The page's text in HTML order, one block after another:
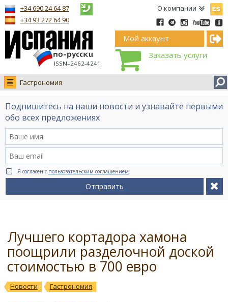
О компании
ISSN–2462-4241
+34 690 24 64 87
+34 93 272 64 90
Мой аккаунт
Заказать услуги
Гастрономия
Новости
Интервью
Видео Ruso.TV
BCN life
Сервис на немецком
Подпишитесь на наши новости и узнавайте первыми
обо всех предложениях
Я согласен с пользовательским соглашением
Отправить
Лучшего кортадора хамона
поощрили разделочной доской
стоимостью в 700 евро
Новости Гастрономия